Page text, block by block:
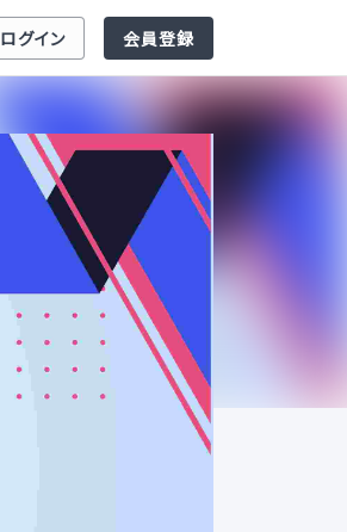
ログイン 会員登録